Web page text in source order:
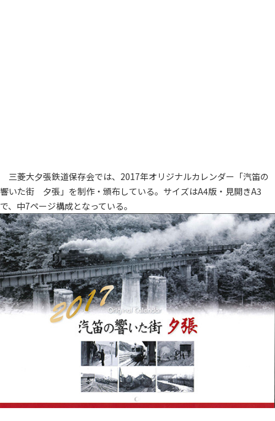
三菱大夕張鉄道保存会では、2017年オリジナルカレンダー「汽笛の
響いた街 夕張」を制作・頒布している。サイズはA4版・見開きA3
で、中7ページ構成となっている。